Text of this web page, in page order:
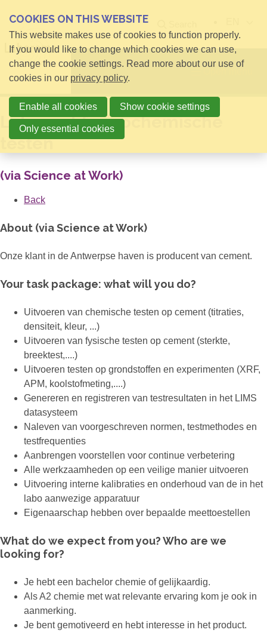
Laborant fysicochemische
testen
(via Science at Work)
Back
About (via Science at Work)
Onze klant in de Antwerpse haven is producent van cement.
Your task package: what will you do?
Uitvoeren van chemische testen op cement (titraties,
densiteit, kleur, ...)
Uitvoeren van fysische testen op cement (sterkte,
breektest,....)
Uitvoeren testen op grondstoffen en experimenten (XRF,
APM, koolstofmeting,....)
Genereren en registreren van testresultaten in het LIMS
datasysteem
Naleven van voorgeschreven normen, testmethodes en
testfrequenties
Aanbrengen voorstellen voor continue verbetering
Alle werkzaamheden op een veilige manier uitvoeren
Uitvoering interne kalibraties en onderhoud van de in het
labo aanwezige apparatuur
Eigenaarschap hebben over bepaalde meettoestellen
What do we expect from you? Who are we
looking for?
Je hebt een bachelor chemie of gelijkaardig.
Als A2 chemie met wat relevante ervaring kom je ook in
aanmerking.
Je bent gemotiveerd en hebt interesse in het product.
COOKIES ON THIS WEBSITE
This website makes use of cookies to function properly.
If you would like to change which cookies we can use,
change the cookie settings. Read more about our use of
cookies in our privacy policy.
Enable all cookies Show cookie settings
Only essential cookies